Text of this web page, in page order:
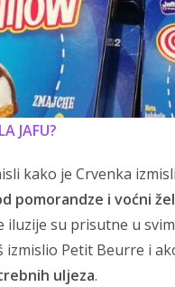
JAFU?
kako je Crvenka
pomorandze i voćni
su prisutne u
Petit Beurre i
uljeza.